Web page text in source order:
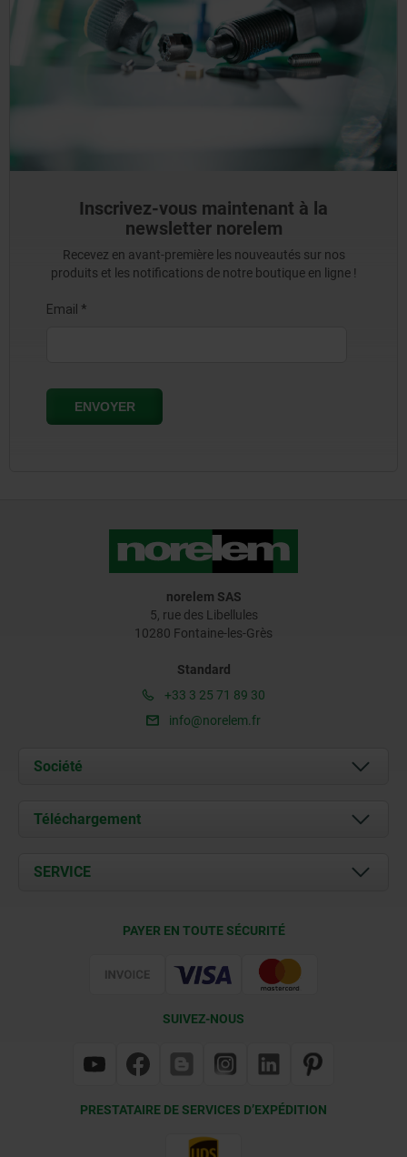
Inscrivez-vous maintenant à la
newsletter norelem
Recevez en avant-première les nouveautés sur nos
produits et les notifications de notre boutique en ligne !
norelem SAS
5, rue des Libellules
10280 Fontaine-les-Grès
Standard
+33 3 25 71 89 30
info@norelem.fr
Société
À propos de nous
Contact
Téléchargement
Documents
SERVICE
PAYER EN TOUTE SÉCURITÉ
SUIVEZ-NOUS
PRESTATAIRE DE SERVICES D’EXPÉDITION